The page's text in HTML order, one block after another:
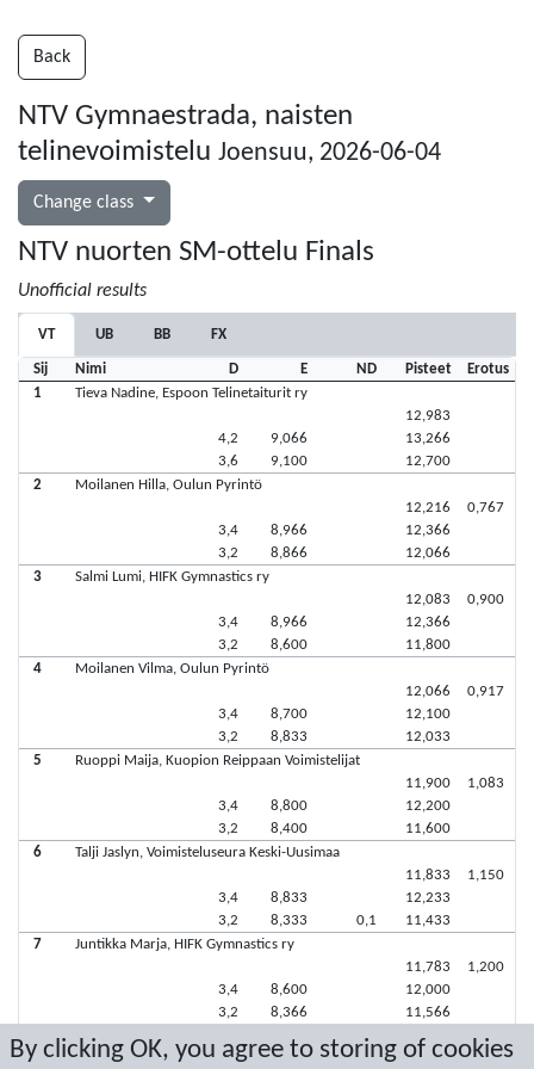
By clicking OK, you agree to storing of cookies
Back
NTV Gymnaestrada, naisten
telinevoimistelu Joensuu, 2026-06-04
Change class
NTV nuorten SM-ottelu Finals
Unofficial results
VT UB BB FX
Sij Nimi D E ND Pisteet
Erotus
1
Tieva Nadine, Espoon Telinetaiturit ry
4,2
3,6
9,066
9,100
12,983
13,266
12,700
2
Moilanen Hilla, Oulun Pyrintö
3,4
3,2
8,966
8,866
12,216
12,366
12,066
0,767
3 Salmi Lumi, HIFK Gymnastics ry
3,4
3,2
8,966
8,600
12,083
12,366
11,800
0,900
4 Moilanen Vilma, Oulun Pyrintö
3,4
3,2
8,700
8,833
12,066
12,100
12,033
0,917
5 Ruoppi Maija, Kuopion Reippaan Voimistelijat
3,4
3,2
8,800
8,400
11,900
12,200
11,600
1,083
6 Talji Jaslyn, Voimisteluseura Keski-Uusimaa
3,4
3,2
8,833
8,333
0,1
11,833
12,233
11,433
1,150
7 Juntikka Marja, HIFK Gymnastics ry
3,4
3,2
8,600
8,366
11,783
12,000
11,566
1,200
Virtanen Fanni, Jyväskylän Voimistelijat-79 ry.
11,716
1,267